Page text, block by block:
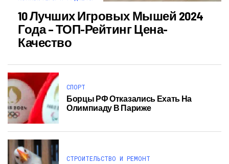
10 Лучших Игровых Мышей 2024
Года – ТОП-Рейтинг Цена-
Качество
СПОРТ
Борцы РФ Отказались Ехать На
Олимпиаду В Париже
СТРОИТЕЛЬСТВО И РЕМОНТ